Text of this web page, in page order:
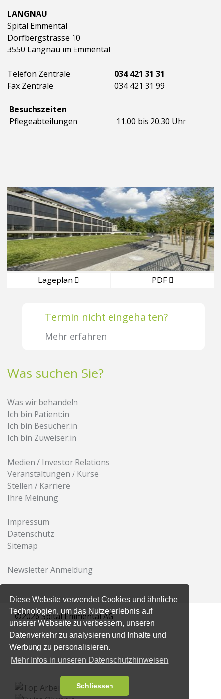
Diese Website verwendet Cookies und ähnliche
Technologien, um das Nutzererlebnis auf
unserer Webseite zu verbessern, unseren
Datenverkehr zu analysieren und Inhalte und
Werbung zu personalisieren.
Mehr Infos in unseren Datenschutzhinweisen
Schliessen
LANGNAU
Spital Emmental
Dorfbergstrasse 10
3550 Langnau im Emmental
Telefon Zentrale
034 421 31 31
Fax Zentrale
034 421 31 99
Besuchszeiten
Pflegeabteilungen
11.00 bis 20.30 Uhr
Lageplan PDF
Termin nicht eingehalten?
Mehr erfahren
Was suchen Sie?
Was wir behandeln
Ich bin Patient:in
Ich bin Besucher:in
Ich bin Zuweiser:in
Medien / Investor Relations
Veranstaltungen / Kurse
Stellen / Karriere
Ihre Meinung
Impressum
Datenschutz
Sitemap
Newsletter Anmeldung
©2026 Spital Emmental AG